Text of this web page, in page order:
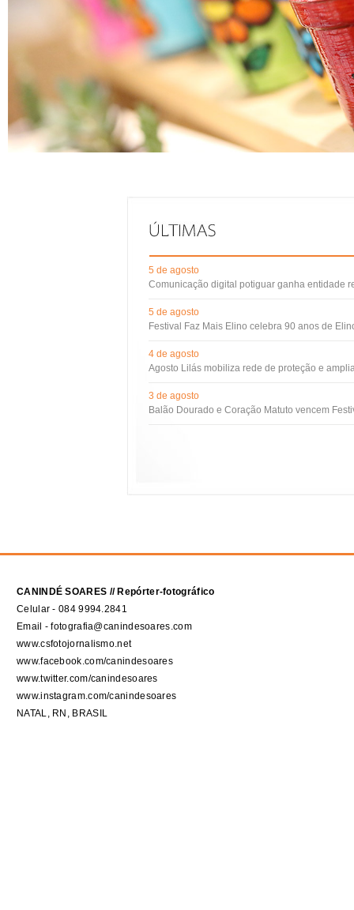
5 de agosto
Comunicação digital potiguar ganha entidade
5 de agosto
Festival Faz Mais Elino celebra 90 anos de
4 de agosto
Agosto Lilás mobiliza rede de proteção e
3 de agosto
Balão Dourado e Coração Matuto vencem
CANINDÉ SOARES // Repórter-fotográfico
Celular - 084 9994.2841
Email - fotografia@canindesoares.com
www.csfotojornalismo.net
www.facebook.com/canindesoares
www.twitter.com/canindesoares
www.instagram.com/canindesoares
NATAL, RN, BRASIL